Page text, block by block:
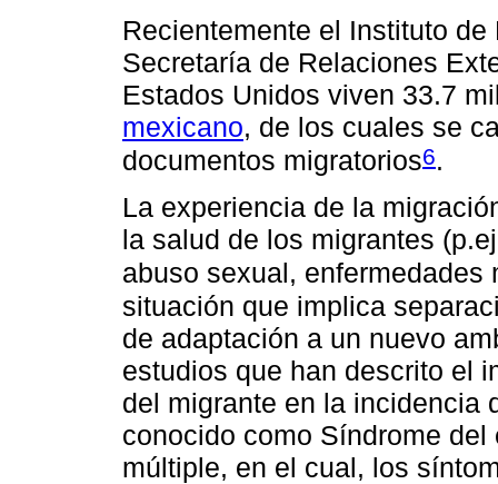
Recientemente el Instituto
Secretaría de Relaciones
Estados Unidos viven 33.7
mexicano, de los cuales se
documentos migratorios6.
La experiencia de la
la salud de los migrantes
abuso sexual, enfermedades
situación que implica
de adaptación a un nuevo
estudios que han descrito el
del migrante en la incidencia
conocido como Síndrome
múltiple, en el cual, los